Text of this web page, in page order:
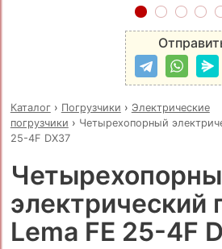
Каталог› Погрузчики › Электрические
погрузчики › Четырехопорный
25-4F DX37
электрический
Lema FE 25-4F